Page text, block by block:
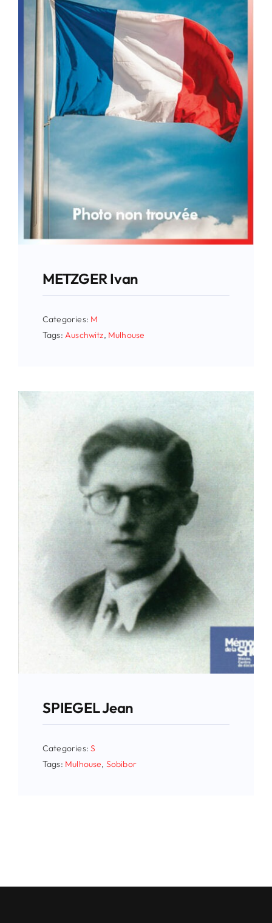
METZGER Ivan
Categories: M
Tags:Auschwitz, Mulhouse
SPIEGEL Jean
Categories:S
Tags: Mulhouse, Sobibor